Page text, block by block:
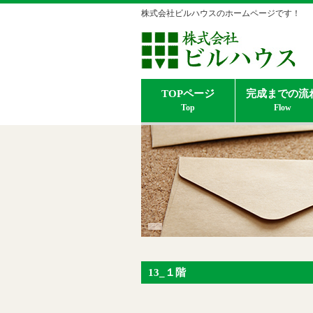
株式会社ビルハウスのホームページです！
TOPページ 完成までの流
13_１階